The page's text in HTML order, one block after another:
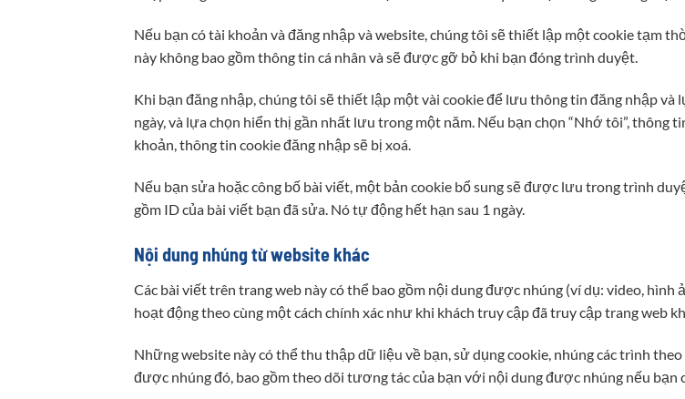
Nếu bạn có tài khoản và đăng nhập và website, chúng tôi sẽ thiết lập một cookie tạm
này không bao gồm thông tin cá nhân và sẽ được gỡ bỏ khi bạn đóng trình duyệt.
Khi bạn đăng nhập, chúng tôi sẽ thiết lập một vài cookie để lưu thông tin đăng nhập
ngày, và lựa chọn hiển thị gần nhất lưu trong một năm. Nếu bạn chọn “Nhớ tôi”,
khoản, thông tin cookie đăng nhập sẽ bị xoá.
Nếu bạn sửa hoặc công bố bài viết, một bản cookie bổ sung sẽ được lưu trong trình
gồm ID của bài viết bạn đã sửa. Nó tự động hết hạn sau 1 ngày.
Nội dung nhúng từ website khác
Các bài viết trên trang web này có thể bao gồm nội dung được nhúng (ví dụ: video, hình
hoạt động theo cùng một cách chính xác như khi khách truy cập đã truy cập trang web
Những website này có thể thu thập dữ liệu về bạn, sử dụng cookie, nhúng các trình
được nhúng đó, bao gồm theo dõi tương tác của bạn với nội dung được nhúng nếu bạn